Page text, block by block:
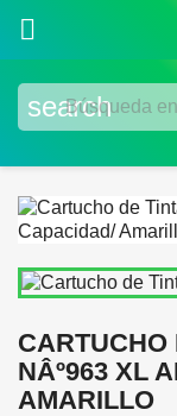

search
CARTUCHO
NÂº963 XL
AMARILLO